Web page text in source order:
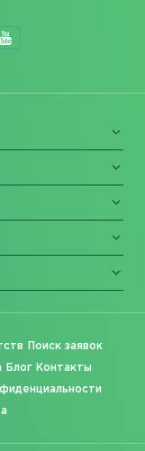
Поиск заявок
Блог Контакты